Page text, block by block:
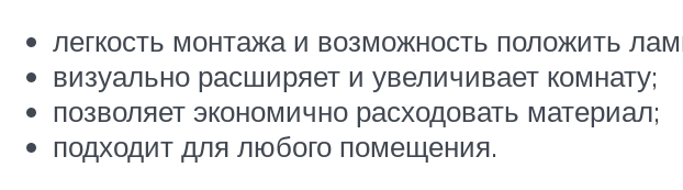
легкость монтажа и возможность положить
визуально расширяет и увеличивает комнату;
позволяет экономично расходовать материал;
подходит для любого помещения.